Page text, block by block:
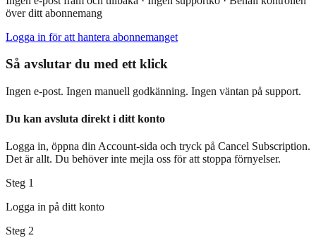
över ditt abonnemang
Logga in för att hantera abonnemanget
Så avslutar du med ett klick
Ingen e-post. Ingen manuell godkänning. Ingen väntan på support.
Du kan avsluta direkt i ditt konto
Logga in, öppna din Account-sida och tryck på Cancel Subscription.
Det är allt. Du behöver inte mejla oss för att stoppa förnyelser.
Steg 1
Logga in på ditt konto
Steg 2